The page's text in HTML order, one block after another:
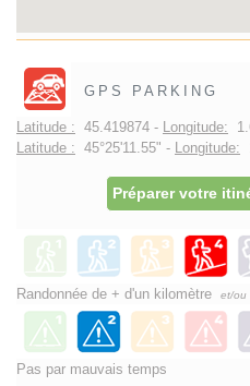
GPS PARKING
Latitude : 45.419874 - Longitude:
Latitude : 45°25'11.55" - Longitude:
Préparer votre
Randonnée de + d'un kilomètre et/ou
Pas par mauvais temps